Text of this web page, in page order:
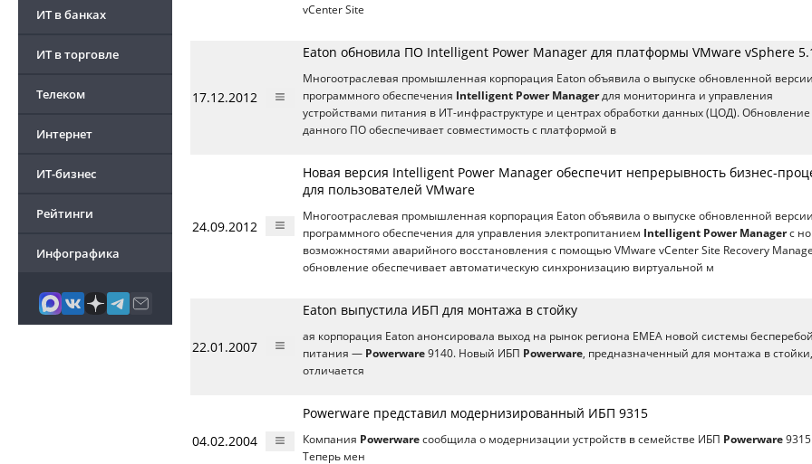
ИТ в банках
ИТ в торговле
Телеком
Интернет
ИТ-бизнес
Рейтинги
Инфографика
vCenter Site
17.12.2012
Eaton обновила ПО Intelligent Power Manager для платформы VMware vSphere
Многоотраслевая промышленная корпорация Eaton объявила о выпуске обновленной версии
программного обеспечения Intelligent Power Managerдля мониторинга и управления
устройствами питания в ИТ-инфраструктуре и центрах обработки данных (ЦОД). Обновление
данного ПО обеспечивает совместимость с платформой в
24.09.2012
Новая версия Intelligent Power Manager обеспечит непрерывность бизнес-
для пользователей VMware
Многоотраслевая промышленная корпорация Eaton объявила о выпуске обновленной версии
программного обеспечения для управления электропитанием Intelligent Power Managerс
возможностями аварийного восстановления с помощью VMware vCenter Site Recovery
обновление обеспечивает автоматическую синхронизацию виртуальной м
22.01.2007
Eaton выпустила ИБП для монтажа в стойку
ая корпорация Eaton анонсировала выход на рынок региона EMEA новой системы
питания — Powerware 9140. Новый ИБП Powerware, предназначенный для монтажа в стойки,
отличается
04.02.2004
Powerware представил модернизированный ИБП 9315
Компания Powerware сообщила о модернизации устройств в семействе ИБП Powerware
Теперь мен